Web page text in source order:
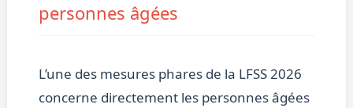
personnes âgées
L’une des mesures phares de la LFSS 2026
concerne directement les personnes âgées